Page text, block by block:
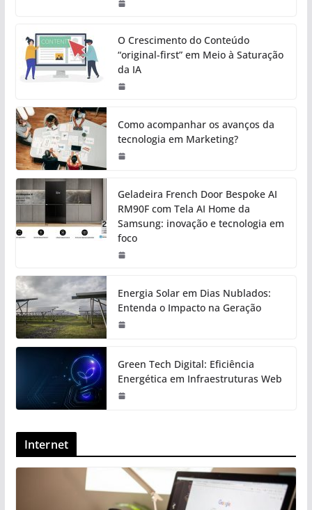
O Crescimento do Conteúdo
“original-first” em Meio à Saturação
da IA
Como acompanhar os avanços da
tecnologia em Marketing?
Geladeira French Door Bespoke AI
RM90F com Tela AI Home da
Samsung: inovação e tecnologia em
foco
Energia Solar em Dias Nublados:
Entenda o Impacto na Geração
Green Tech Digital: Eficiência
Energética em Infraestruturas Web
Internet